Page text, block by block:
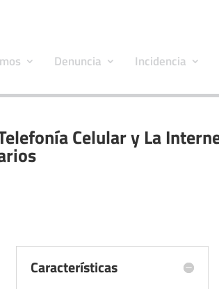
Denuncia Incidencia
Celular y La
Características